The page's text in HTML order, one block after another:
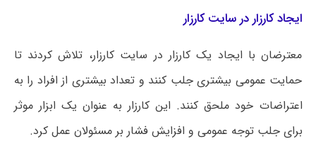
ایجاد کارزار در سایت کارزار
معترضان با ایجاد یک کارزار در سایت کارزار، تلاش کردند تا
حمایت عمومی بیشتری جلب کنند و تعداد بیشتری از افراد را به
اعتراضات خود ملحق کنند. این کارزار به عنوان یک ابزار موثر
برای جلب توجه عمومی و افزایش فشار بر مسئولان عمل کرد.